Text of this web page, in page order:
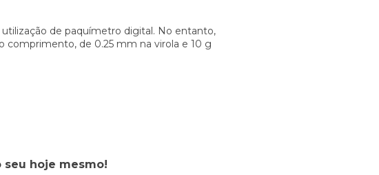
de paquímetro digital. No entanto,
comprimento, de 0.25 mm na virola e 10 g
seu hoje mesmo!